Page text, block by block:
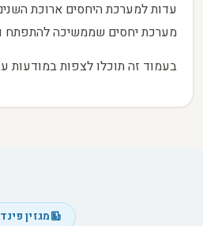
עדות למערכת היחסים ארוכת
מערכת יחסים שממשיכה להתפתח
בעמוד זה תוכלו לצפות במודעות
מגזין